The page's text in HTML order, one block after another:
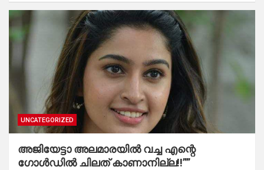
UNCATEGORIZED
അജിയേട്ടാ അലമാരയിൽ വച്ച എന്റെ
ഗോൾഡിൽ ചിലത് കാണാനില്ല!!””